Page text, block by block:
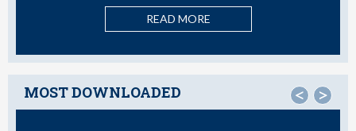
MOST DOWNLOADED < >